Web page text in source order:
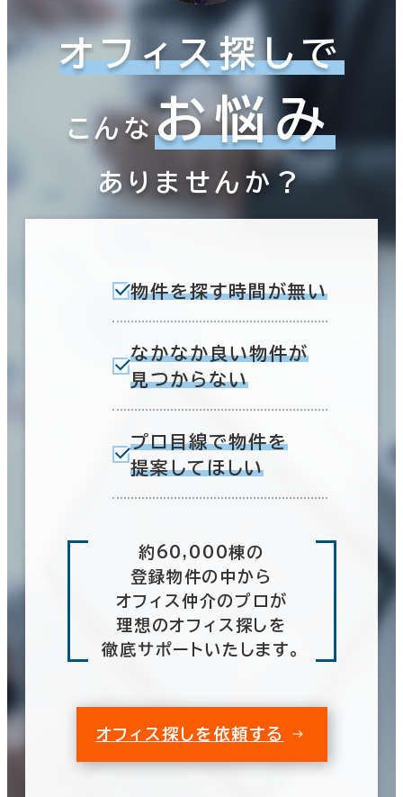
オフィス探しで
こんなお悩み
ありませんか？
物件を探す時間が無い
なかなか良い物件が
見つからない
プロ目線で物件を
提案してほしい
約60,000棟の
登録物件の中から
オフィス仲介のプロが
理想のオフィス探しを
徹底サポートいたします。
オフィス探しを依頼する